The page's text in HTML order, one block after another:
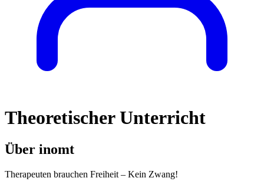
Theoretischer Unterricht
Über inomt
Therapeuten brauchen Freiheit – Kein Zwang!